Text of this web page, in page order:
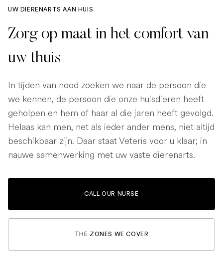
UW DIERENARTS AAN HUIS
Zorg op maat in het comfort van
uw thuis
In tijden van nood zoeken we naar de persoon die
we kennen, de persoon die onze huisdieren heeft
geholpen en hem of haar al die jaren heeft gevolgd.
Helaas kan men, net als ieder ander mens, niet altijd
beschikbaar zijn. Daar staat Veteris voor u klaar; in
nauwe samenwerking met uw vaste dierenarts.
CALL OUR NURSE
THE ZONES WE COVER